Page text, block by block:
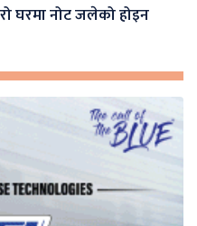
घरमा नोट जलेको होइन